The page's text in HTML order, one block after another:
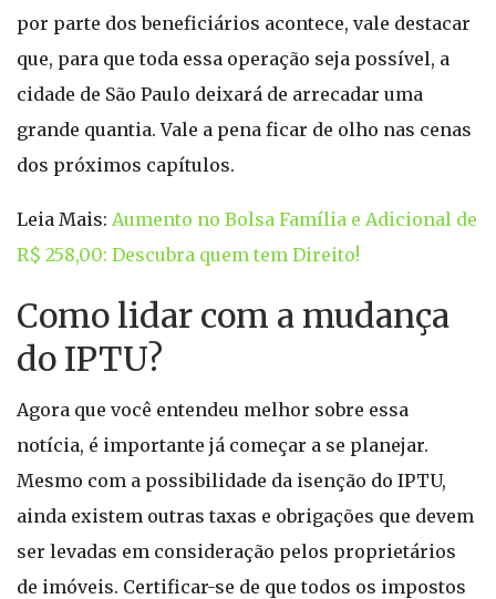
por parte dos beneficiários acontece, vale destacar
que, para que toda essa operação seja possível, a
cidade de São Paulo deixará de arrecadar uma
grande quantia. Vale a pena ficar de olho nas cenas
dos próximos capítulos.
Leia Mais: Aumento no Bolsa Família e Adicional de
R$ 258,00: Descubra quem tem Direito!
Como lidar com a mudança
do IPTU?
Agora que você entendeu melhor sobre essa
notícia, é importante já começar a se planejar.
Mesmo com a possibilidade da isenção do IPTU,
ainda existem outras taxas e obrigações que devem
ser levadas em consideração pelos proprietários
de imóveis. Certificar-se de que todos os impostos